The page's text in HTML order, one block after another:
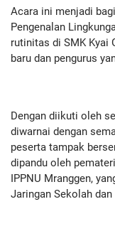
Acara ini menjadi
Pengenalan
rutinitas di SMK Kyai
baru dan pengurus
Dengan diikuti oleh
diwarnai dengan
peserta tampak
dipandu oleh
IPPNU Mranggen,
Jaringan Sekolah dan